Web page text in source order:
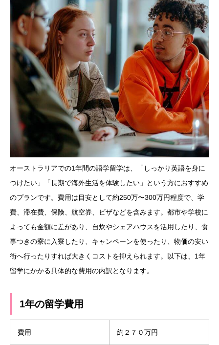
オーストラリアでの1年間の語学留学は、「しっかり英語を身に
つけたい」「長期で海外生活を体験したい」という方におすすめ
のプランです。費用は目安として約250万〜300万円程度で、学
費、滞在費、保険、航空券、ビザなどを含みます。都市や学校に
よっても金額に差があり、自炊やシェアハウスを活用したり、食
事つきの寮に入寮したり、キャンペーンを使ったり、物価の安い
街へ行ったりすれば大きくコストを抑えられます。以下は、1年
留学にかかる具体的な費用の内訳となります。
1年の留学費用
費用 約２７０万円